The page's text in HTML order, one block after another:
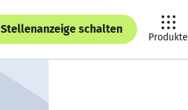
Stellenanzeige schalten
Produkte